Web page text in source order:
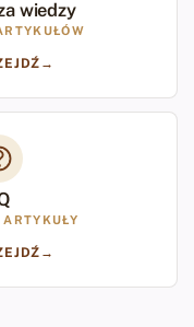
wiedzy
→
ARTYKUŁY
→